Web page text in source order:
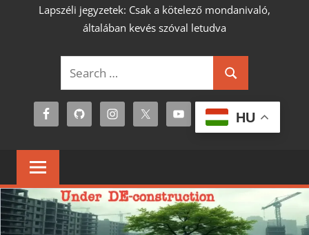
Lapszéli jegyzetek: Csak a kötelező mondanivaló,
általában kevés szóval letudva
Search
for:
Search
HU